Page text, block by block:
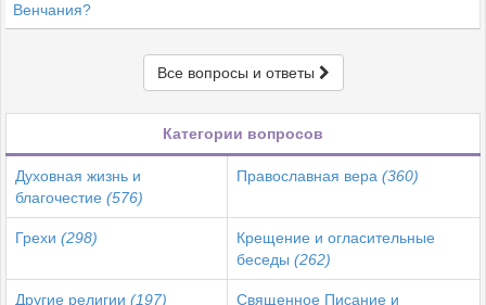
Венчания?
Все вопросы и ответы
Категории вопросов
Духовная жизнь и
благочестие (576)
Православная вера (360)
Грехи (298)
Крещение и огласительные
беседы (262)
Другие религии (197) Священное Писание и